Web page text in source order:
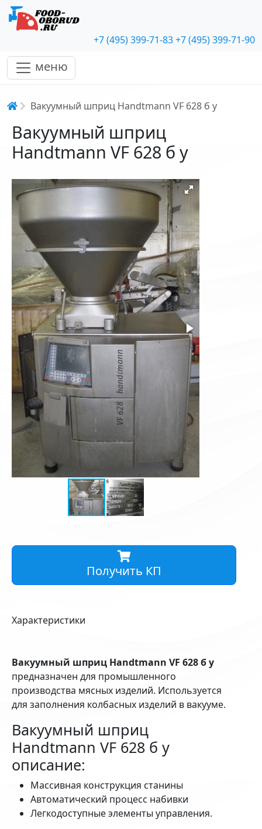
+7 (495) 399-71-83+7 (495) 399-71-90
меню
Строка навигации
Вакуумный шприц Handtmann VF 628 б у
Вакуумный шприц
Handtmann VF 628 б у
Получить КП
Характеристики
Вакуумный шприц Handtmann VF 628 б у
предназначен для промышленного
производства мясных изделий. Используется
для заполнения колбасных изделий в вакууме.
Вакуумный шприц
Handtmann VF 628 б у
описание:
Массивная конструкция станины
Автоматический процесс набивки
Легкодоступные элементы управления.